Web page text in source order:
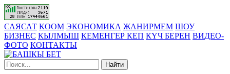
САЯСАТ КООМ ЭКОНОМИКА ЖАНИРМЕМ ШОУ
БИЗНЕС КЫЛМЫШ КЕМЕНГЕР КЕП КҮЧ БЕРЕН ВИДЕО-
ФОТО КОНТАКТЫ
Найти